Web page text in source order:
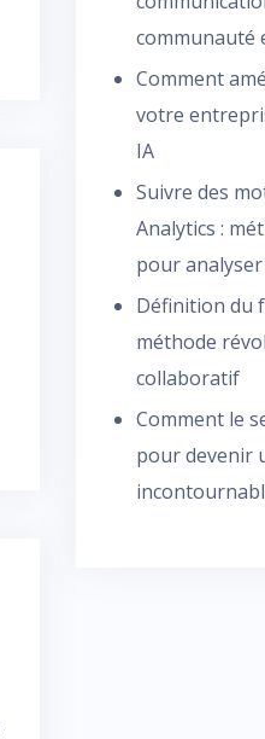
communauté
Comment
votre
IA
Suivre des
Analytics :
pour
Définition du
méthode
collaboratif
Comment le
pour devenir